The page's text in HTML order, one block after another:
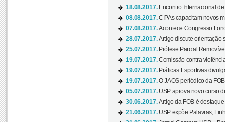
18.08.2017. Encontro Internacional
08.08.2017.CIPAs capacitam novos
07.08.2017.Acontece Congresso
28.07.2017.Artigo discute orientação
25.07.2017. Prótese Parcial
19.07.2017.Comissão contra
19.07.2017. Práticas Esportivas
19.07.2017.O JAOS periódico da
05.07.2017. USP aprova novo curso
30.06.2017.Artigo da FOB é
21.06.2017. USP expõe Palavras,